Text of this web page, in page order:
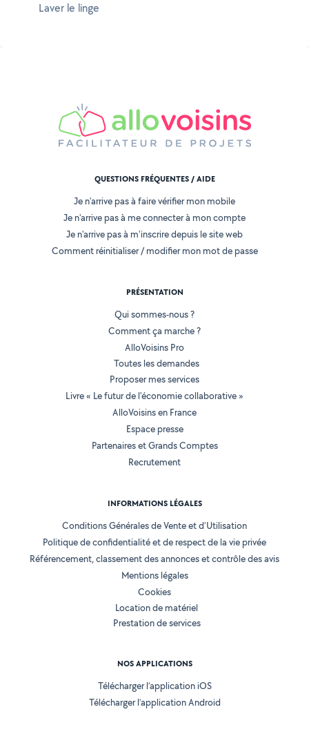
Laver le linge
QUESTIONS FRÉQUENTES / AIDE
Je n'arrive pas à faire vérifier mon mobile
Je n'arrive pas à me connecter à mon compte
Je n'arrive pas à m'inscrire depuis le site web
Comment réinitialiser / modifier mon mot de passe
PRÉSENTATION
Qui sommes-nous ?
Comment ça marche ?
AlloVoisins Pro
Toutes les demandes
Proposer mes services
Livre « Le futur de l'économie collaborative »
AlloVoisins en France
Espace presse
Partenaires et Grands Comptes
Recrutement
INFORMATIONS LÉGALES
Conditions Générales de Vente et d'Utilisation
Politique de confidentialité et de respect de la vie privée
Référencement, classement des annonces et contrôle des avis
Mentions légales
Cookies
Location de matériel
Prestation de services
NOS APPLICATIONS
Télécharger l’application iOS
Télécharger l’application Android